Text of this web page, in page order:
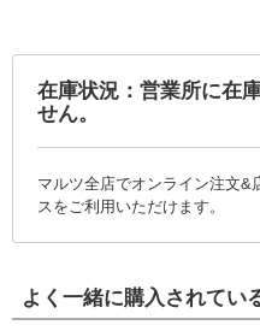
在庫状況：営業所に在
せん。
マルツ全店でオンライン注文&
スをご利用いただけます。
よく一緒に購入されてい